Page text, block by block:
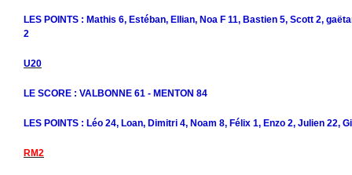
LES POINTS : Mathis 6, Estéban, Ellian, Noa F 11, Bastien 5, Scott 2,
2
U20
LE SCORE : VALBONNE 61 - MENTON 84
LES POINTS : Léo 24, Loan, Dimitri 4, Noam 8, Félix 1, Enzo 2, Julien 22,
RM2